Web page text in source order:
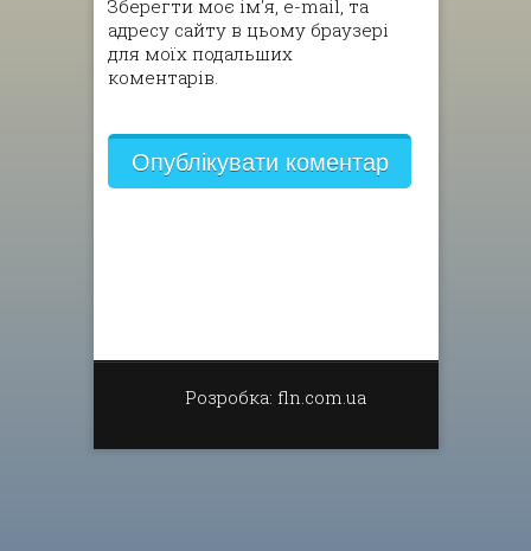
Зберегти моє ім'я, e-mail, та
адресу сайту в цьому браузері
для моїх подальших
коментарів.
Розробка: fln.com.ua